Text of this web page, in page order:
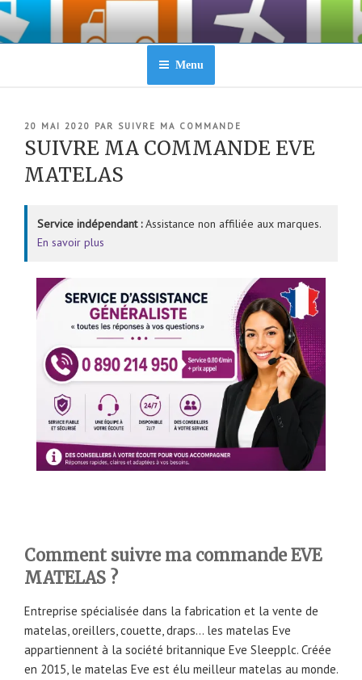
Aller
contenu
Menu
PUBLIÉ
LE
20 MAI 2020 PAR SUIVRE MA COMMANDE
SUIVRE MA COMMANDE EVE
MATELAS
Service indépendant :Assistance non affiliée aux marques.
En savoir plus
Comment suivre ma commande EVE
MATELAS ?
Entreprise spécialisée dans la fabrication et la vente de
matelas, oreillers, couette, draps… les matelas Eve
appartiennent à la société britannique Eve Sleepplc. Créée
en 2015, le matelas Eve est élu meilleur matelas au monde.